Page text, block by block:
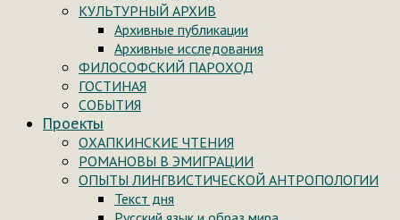
КУЛЬТУРНЫЙ АРХИВ
Архивные публикации
Архивные исследования
ФИЛОСОФСКИЙ ПАРОХОД
ГОСТИНАЯ
СОБЫТИЯ
Проекты
ОХАПКИНСКИЕ ЧТЕНИЯ
РОМАНОВЫ В ЭМИГРАЦИИ
ОПЫТЫ ЛИНГВИСТИЧЕСКОЙ АНТРОПОЛОГИИ
Текст дня